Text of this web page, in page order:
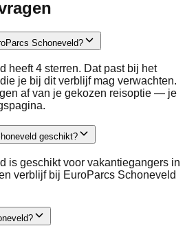
Schoneveld?
heeft 4 sterren. Dat past bij het
je bij dit verblijf mag verwachten.
af van je gekozen reisoptie — je
geschikt?
is geschikt voor vakantiegangers in
verblijf bij EuroParcs Schoneveld